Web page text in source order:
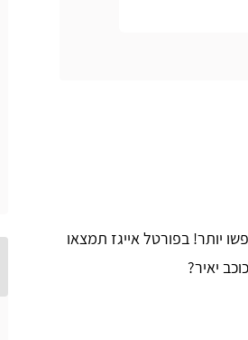
יותר! בפורטל אייגז תמצאו
יאיר?